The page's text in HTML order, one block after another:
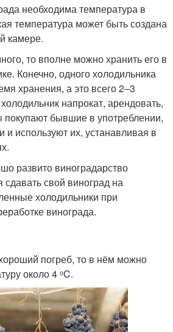
необходима температура в
температура может быть создана
камере.
то вполне можно хранить его в
Конечно, одного холодильника
хранения, а это всего 2–3
напрокат, арендовать,
бывшие в употреблении,
и используют их, устанавливая в
развито виноградарство
сдавать свой виноград на
холодильники при
винограда.
погреб, то в нём можно
около 4 ᵒC.